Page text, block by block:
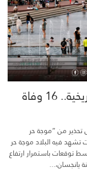
كوريا الجنوبية تواجه موجة حر تاريخية.. 16 وفاة
تحذير من “موجة حر
تشهد فيه البلاد موجة حر
حتى الآن، وسط توقعات باستمرار ارتفاع
يانجسان،...